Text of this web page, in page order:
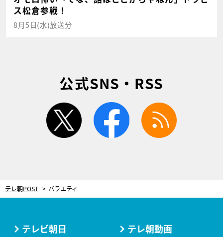
ス松倉参戦！
8月5日(水)放送分
公式SNS・RSS
twitter facebook
テレ朝POST バラエティ
テレビ朝日 テレ朝動画